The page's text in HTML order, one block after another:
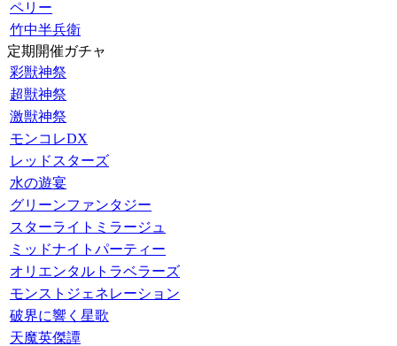
ペリー
竹中半兵衛
定期開催ガチャ
彩獣神祭
超獣神祭
激獣神祭
モンコレDX
レッドスターズ
水の遊宴
グリーンファンタジー
スターライトミラージュ
ミッドナイトパーティー
オリエンタルトラベラーズ
モンストジェネレーション
破界に響く星歌
天魔英傑譚